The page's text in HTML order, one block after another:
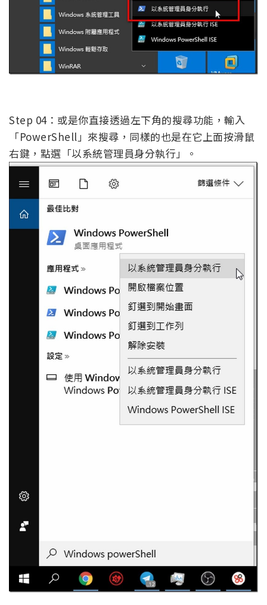
Step 04：或是你直接透過左下角的搜尋功能，輸入
「PowerShell」來搜尋，同樣的也是在它上面按滑鼠
右鍵，點選「以系統管理員身分執行」。